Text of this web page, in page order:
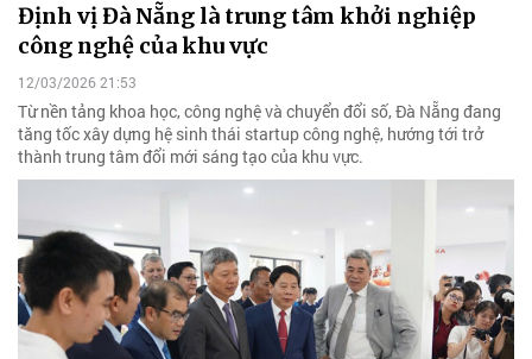
Định vị Đà Nẵng là trung tâm khởi nghiệp
công nghệ của khu vực
12/03/2026 21:53
Từ nền tảng khoa học, công nghệ và chuyển đổi số, Đà Nẵng đang
tăng tốc xây dựng hệ sinh thái startup công nghệ, hướng tới trở
thành trung tâm đổi mới sáng tạo của khu vực.